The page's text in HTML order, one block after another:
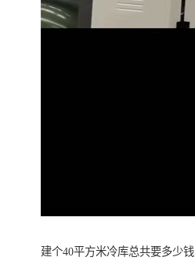
建个40平方米冷库总共要多少钱